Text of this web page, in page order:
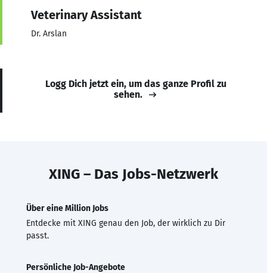
Veterinary Assistant
Dr. Arslan
Logg Dich jetzt ein, um das ganze Profil zu
sehen.
XING – Das Jobs-Netzwerk
Über eine Million Jobs
Entdecke mit XING genau den Job, der wirklich zu Dir
passt.
Persönliche Job-Angebote